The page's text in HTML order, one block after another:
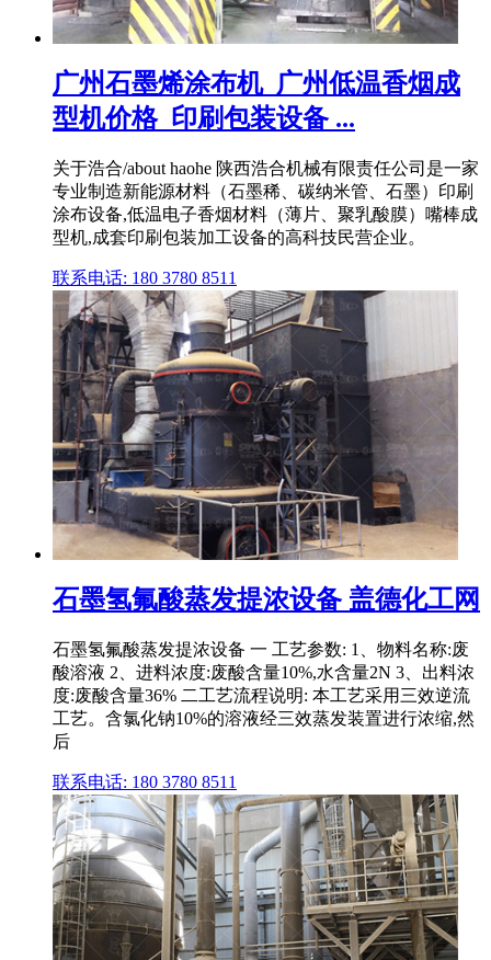
广州石墨烯涂布机_广州低温香烟成
型机价格_印刷包装设备 ...
关于浩合/about haohe 陕西浩合机械有限责任公司是一家
专业制造新能源材料（石墨稀、碳纳米管、石墨）印刷
涂布设备,低温电子香烟材料（薄片、聚乳酸膜）嘴棒成
型机,成套印刷包装加工设备的高科技民营企业。
联系电话: 180 3780 8511
石墨氢氟酸蒸发提浓设备 盖德化工网
石墨氢氟酸蒸发提浓设备 一 工艺参数: 1、物料名称:废
酸溶液 2、进料浓度:废酸含量10%,水含量2N 3、出料浓
度:废酸含量36% 二工艺流程说明: 本工艺采用三效逆流
工艺。含氯化钠10%的溶液经三效蒸发装置进行浓缩,然
后
联系电话: 180 3780 8511